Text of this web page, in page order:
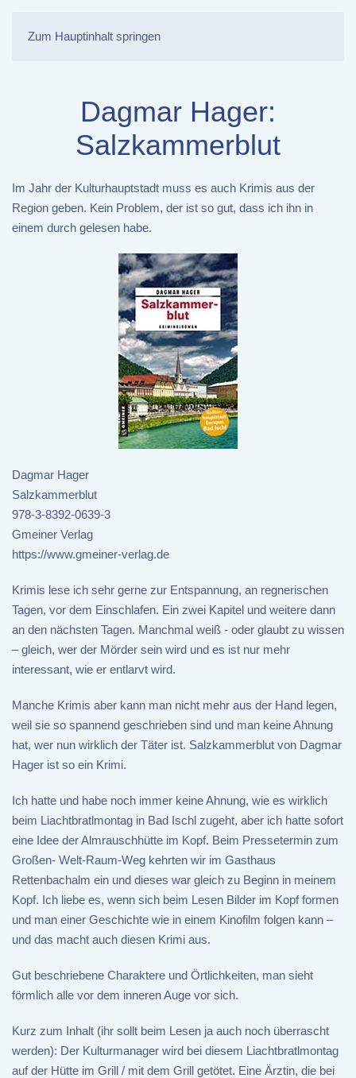
Zum Hauptinhalt springen
Dagmar Hager:
Salzkammerblut
Im Jahr der Kulturhauptstadt muss es auch Krimis aus der
Region geben. Kein Problem, der ist so gut, dass ich ihn in
einem durch gelesen habe.
Dagmar Hager
Salzkammerblut
978-3-8392-0639-3
Gmeiner Verlag
https://www.gmeiner-verlag.de
Krimis lese ich sehr gerne zur Entspannung, an regnerischen
Tagen, vor dem Einschlafen. Ein zwei Kapitel und weitere dann
an den nächsten Tagen. Manchmal weiß - oder glaubt zu wissen
– gleich, wer der Mörder sein wird und es ist nur mehr
interessant, wie er entlarvt wird.
Manche Krimis aber kann man nicht mehr aus der Hand legen,
weil sie so spannend geschrieben sind und man keine Ahnung
hat, wer nun wirklich der Täter ist. Salzkammerblut von Dagmar
Hager ist so ein Krimi.
Ich hatte und habe noch immer keine Ahnung, wie es wirklich
beim Liachtbratlmontag in Bad Ischl zugeht, aber ich hatte sofort
eine Idee der Almrauschhütte im Kopf. Beim Pressetermin zum
Großen- Welt-Raum-Weg kehrten wir im Gasthaus
Rettenbachalm ein und dieses war gleich zu Beginn in meinem
Kopf. Ich liebe es, wenn sich beim Lesen Bilder im Kopf formen
und man einer Geschichte wie in einem Kinofilm folgen kann –
und das macht auch diesen Krimi aus.
Gut beschriebene Charaktere und Örtlichkeiten, man sieht
förmlich alle vor dem inneren Auge vor sich.
Kurz zum Inhalt (ihr sollt beim Lesen ja auch noch überrascht
werden): Der Kulturmanager wird bei diesem Liachtbratlmontag
auf der Hütte im Grill / mit dem Grill getötet. Eine Ärztin, die bei